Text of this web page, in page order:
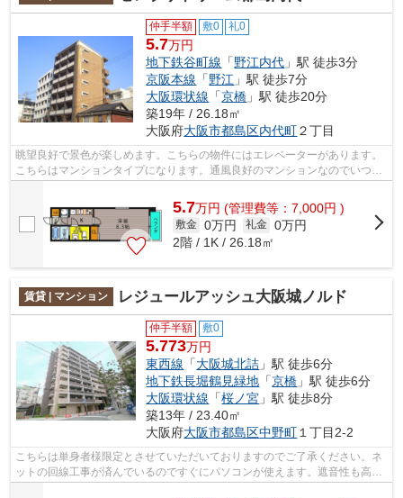
仲手半額 敷0 礼0
5.7万円
地下鉄谷町線 「野江内代 」駅 徒歩3分
京阪本線 「野江 」駅 徒歩7分
大阪環状線 「京橋 」駅 徒歩20分
築19年 / 26.18㎡
大阪府大阪市都島区内代町２丁目
眺望良好で景色が楽しめます。こちらの物件にはエレベーターがあります。
こちらはマンションタイプになります。通風良好のマンションなのでいつで
5.7万円 (管理費等：7,000円 )
敷金 0万円 礼金 0万円
2階 / 1K / 26.18㎡
賃貸 | マンション レジュールアッシュ大阪城ノルド
仲手半額 敷0
5.773万円
東西線 「大阪城北詰 」駅 徒歩6分
地下鉄長堀鶴見緑地 「京橋 」駅 徒歩6分
大阪環状線 「桜ノ宮 」駅 徒歩8分
築13年 / 23.40㎡
大阪府大阪市都島区中野町 １丁目2-2
こちらは単身者様限定とさせていただいておりますのでご了承ください。ネ
ットの回線工事が済んでいるのですぐにパソコンが使えます。遮音性も高い
RC構造の物件。幅広い層の方に好評の...